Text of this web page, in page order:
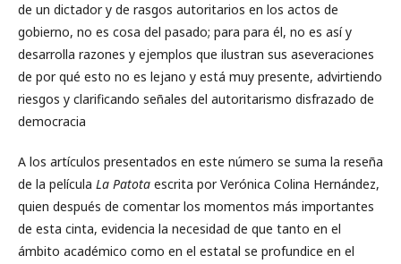
de un dictador y de rasgos autoritarios en los actos de
gobierno, no es cosa del pasado; para para él, no es así y
desarrolla razones y ejemplos que ilustran sus aseveraciones
de por qué esto no es lejano y está muy presente, advirtiendo
riesgos y clarificando señales del autoritarismo disfrazado de
democracia
A los artículos presentados en este número se suma la reseña
de la película La Patota escrita por Verónica Colina Hernández,
quien después de comentar los momentos más importantes
de esta cinta, evidencia la necesidad de que tanto en el
ámbito académico como en el estatal se profundice en el